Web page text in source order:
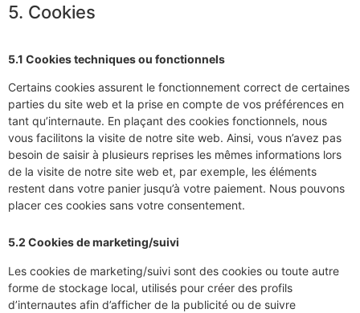
5. Cookies
5.1 Cookies techniques ou fonctionnels
Certains cookies assurent le fonctionnement correct de certaines
parties du site web et la prise en compte de vos préférences en
tant qu’internaute. En plaçant des cookies fonctionnels, nous
vous facilitons la visite de notre site web. Ainsi, vous n’avez pas
besoin de saisir à plusieurs reprises les mêmes informations lors
de la visite de notre site web et, par exemple, les éléments
restent dans votre panier jusqu’à votre paiement. Nous pouvons
placer ces cookies sans votre consentement.
5.2 Cookies de marketing/suivi
Les cookies de marketing/suivi sont des cookies ou toute autre
forme de stockage local, utilisés pour créer des profils
d’internautes afin d’afficher de la publicité ou de suivre